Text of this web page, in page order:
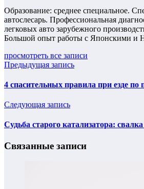
Образование: среднее специальное.
автослесарь. Профессиональная
легковых авто зарубежного
Большой опыт работы с Японскими и
просмотреть все записи
Предыдущая запись
4 спасительных правила при езде по
Следующая запись
Судьба старого катализатора:
Связанные записи